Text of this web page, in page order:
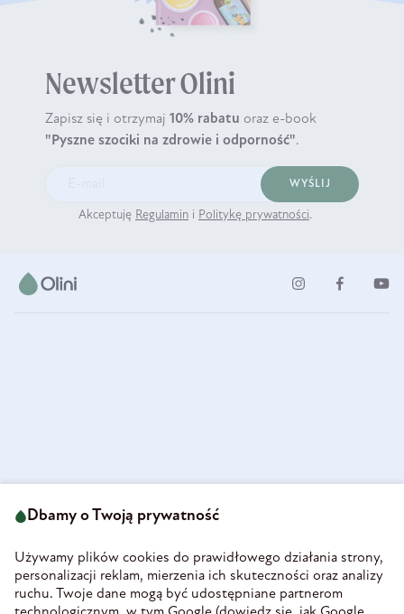
Newsletter Olini
Zapisz się i otrzymaj 10% rabatu oraz e-book
"Pyszne szociki na zdrowie i odporność".
WYŚLIJ
Akceptuję Regulamin i Politykę prywatności.
58-160 Świebodzice
REGON 890213034
INFORMACJE
Dbamy o Twoją prywatność
Używamy plików cookies do prawidłowego działania strony,
personalizacji reklam, mierzenia ich skuteczności oraz analizy
ruchu. Twoje dane mogą być udostępniane partnerom